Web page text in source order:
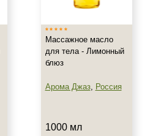
Массажное масло
для тела - Лимонный
блюз
Арома Джаз, Россия
1000 мл